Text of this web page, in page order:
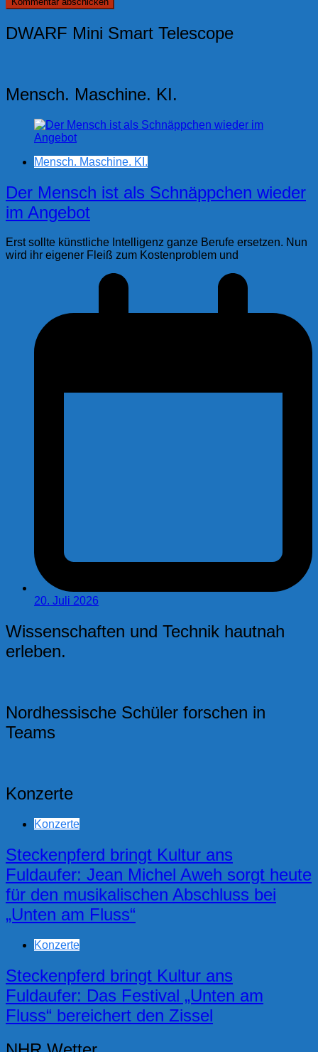
DWARF Mini Smart Telescope
Mensch. Maschine. KI.
Mensch. Maschine. KI.
Der Mensch ist als Schnäppchen wieder
im Angebot
Erst sollte künstliche Intelligenz ganze Berufe ersetzen. Nun
wird ihr eigener Fleiß zum Kostenproblem und
20. Juli 2026
Wissenschaften und Technik hautnah
erleben.
Nordhessische Schüler forschen in
Teams
Konzerte
Konzerte
Steckenpferd bringt Kultur ans
Fuldaufer: Jean Michel Aweh sorgt heute
für den musikalischen Abschluss bei
„Unten am Fluss“
Konzerte
Steckenpferd bringt Kultur ans
Fuldaufer: Das Festival „Unten am
Fluss“ bereichert den Zissel